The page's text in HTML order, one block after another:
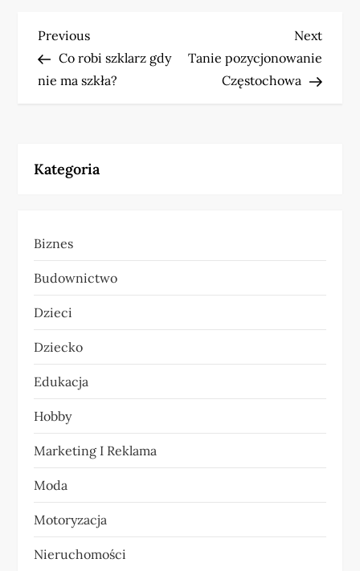
N
a
g
c
j
a
w
p
i
s
u
Previous
Post
Previous
Co robi szklarz gdy
nie ma szkła?
Next
Post
Next
Tanie pozycjonowanie
Częstochowa
Kategoria
Biznes
Budownictwo
Dzieci
Dziecko
Edukacja
Hobby
Marketing I Reklama
Moda
Motoryzacja
Nieruchomości